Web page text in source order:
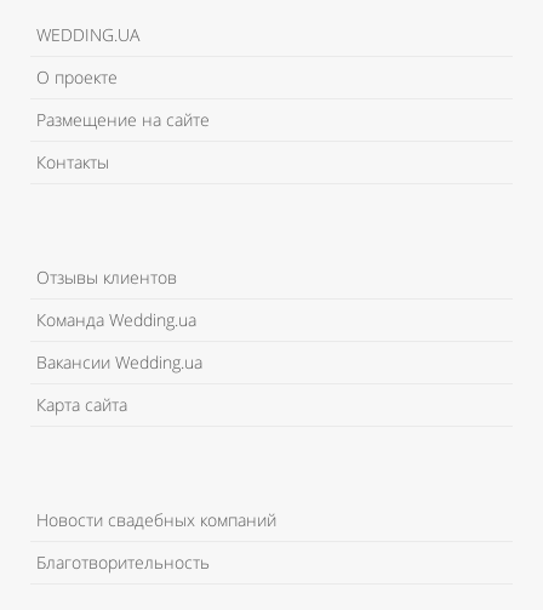
WEDDING.UA
О проекте
Размещение на сайте
Контакты
Отзывы клиентов
Команда Wedding.ua
Вакансии Wedding.ua
Карта сайта
Новости свадебных компаний
Благотворительность